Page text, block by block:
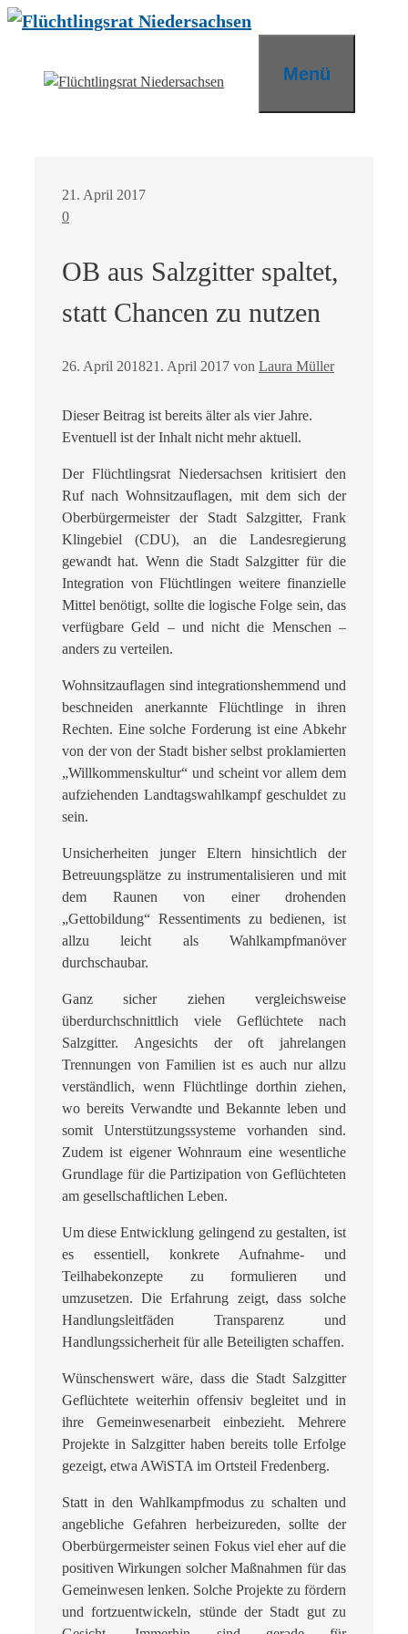
Zum
Menü
21. April 2017
0
OB aus Salzgitter spaltet,
statt Chancen zu nutzen
26. April 201821. April 2017 von Laura Müller
Dieser Beitrag ist bereits älter als vier Jahre.
Eventuell ist der Inhalt nicht mehr aktuell.
Der Flüchtlingsrat Niedersachsen kritisiert den
Ruf nach Wohnsitzauflagen, mit dem sich der
Oberbürgermeister der Stadt Salzgitter, Frank
Klingebiel (CDU), an die Landesregierung
gewandt hat. Wenn die Stadt Salzgitter für die
Integration von Flüchtlingen weitere finanzielle
Mittel benötigt, sollte die logische Folge sein, das
verfügbare Geld – und nicht die Menschen –
anders zu verteilen.
Wohnsitzauflagen sind integrationshemmend und
beschneiden anerkannte Flüchtlinge in ihren
Rechten. Eine solche Forderung ist eine Abkehr
von der von der Stadt bisher selbst proklamierten
„Willkommenskultur“ und scheint vor allem dem
aufziehenden Landtagswahlkampf geschuldet zu
sein.
Unsicherheiten junger Eltern hinsichtlich der
Betreuungsplätze zu instrumentalisieren und mit
dem Raunen von einer drohenden
„Gettobildung“ Ressentiments zu bedienen, ist
allzu leicht als Wahlkampfmanöver
durchschaubar.
Ganz sicher ziehen vergleichsweise
überdurchschnittlich viele Geflüchtete nach
Salzgitter. Angesichts der oft jahrelangen
Trennungen von Familien ist es auch nur allzu
verständlich, wenn Flüchtlinge dorthin ziehen,
wo bereits Verwandte und Bekannte leben und
somit Unterstützungssysteme vorhanden sind.
Zudem ist eigener Wohnraum eine wesentliche
Grundlage für die Partizipation von Geflüchteten
am gesellschaftlichen Leben.
Um diese Entwicklung gelingend zu gestalten, ist
es essentiell, konkrete Aufnahme- und
Teilhabekonzepte zu formulieren und
umzusetzen. Die Erfahrung zeigt, dass solche
Handlungsleitfäden Transparenz und
Handlungssicherheit für alle Beteiligten schaffen.
Wünschenswert wäre, dass die Stadt Salzgitter
Geflüchtete weiterhin offensiv begleitet und in
ihre Gemeinwesenarbeit einbezieht. Mehrere
Projekte in Salzgitter haben bereits tolle Erfolge
gezeigt, etwa AWiSTA im Ortsteil Fredenberg.
Statt in den Wahlkampfmodus zu schalten und
angebliche Gefahren herbeizureden, sollte der
Oberbürgermeister seinen Fokus viel eher auf die
positiven Wirkungen solcher Maßnahmen für das
Gemeinwesen lenken. Solche Projekte zu fördern
und fortzuentwickeln, stünde der Stadt gut zu